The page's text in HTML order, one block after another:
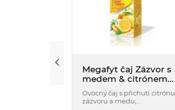
Megafyt čaj Zázvor s
medem & citrónem
20x2g
Ovocný čaj s příchutí citrónu,
zázvoru a medu,